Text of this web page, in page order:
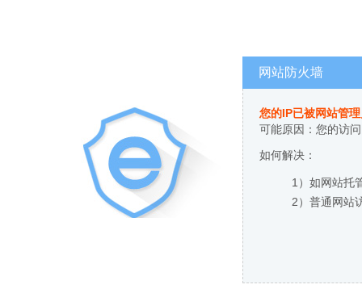
网站防火墙
您的IP已被网站管
可能原因：您的访
如何解决：
1）如网站托
2）普通网站